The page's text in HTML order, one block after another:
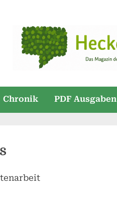
Chronik PDF Ausgaben